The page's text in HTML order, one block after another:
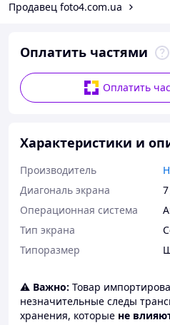
Продавец foto4.com.ua
Оплатить частями
Оплатить
Характеристики и
Производитель
Диагональ экрана
Операционная система
Тип экрана
Типоразмер
⚠️ Важно: Товар
незначительные следы
хранения, которые не